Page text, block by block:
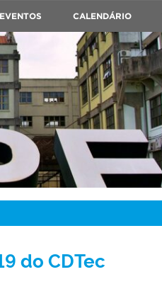
EVENTOS CALENDÁRIO
do CDTec